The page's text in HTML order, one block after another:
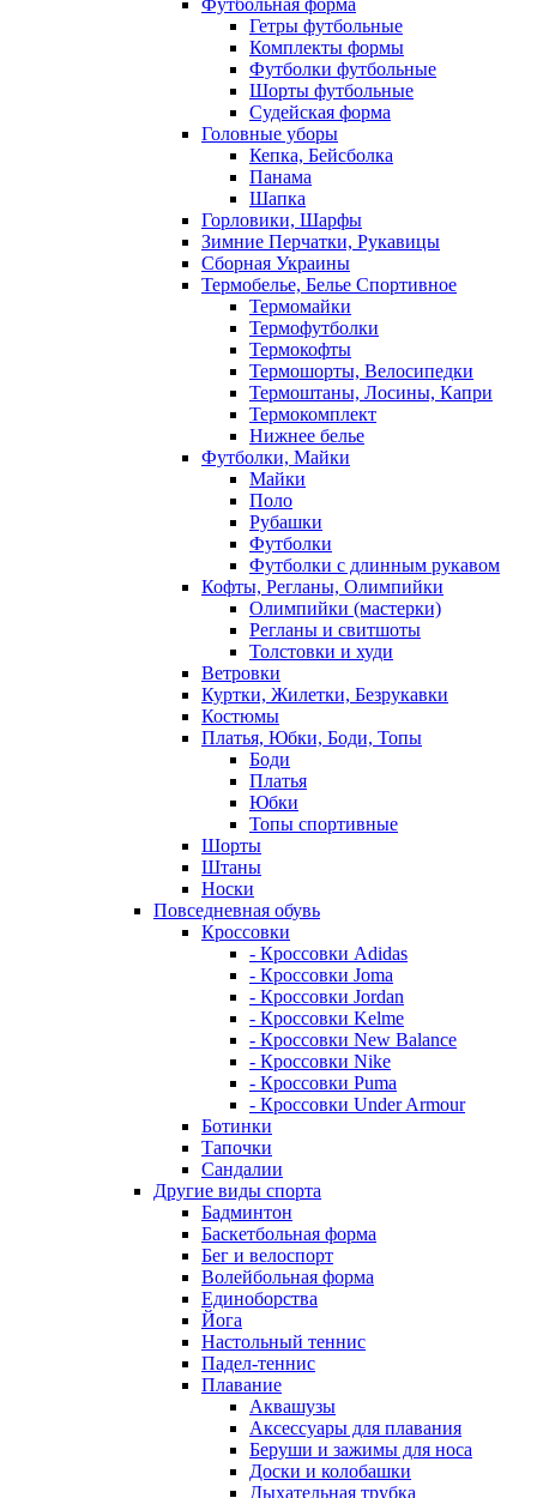
Футбольная форма
Гетры футбольные
Комплекты формы
Футболки футбольные
Шорты футбольные
Судейская форма
Головные уборы
Кепка, Бейсболка
Панама
Шапка
Горловики, Шарфы
Зимние Перчатки, Рукавицы
Сборная Украины
Термобелье, Белье Спортивное
Термомайки
Термофутболки
Термокофты
Термошорты, Велосипедки
Термоштаны, Лосины, Капри
Термокомплект
Нижнее белье
Футболки, Майки
Майки
Поло
Рубашки
Футболки
Футболки с длинным рукавом
Кофты, Регланы, Олимпийки
Олимпийки (мастерки)
Регланы и свитшоты
Толстовки и худи
Ветровки
Куртки, Жилетки, Безрукавки
Костюмы
Платья, Юбки, Боди, Топы
Боди
Платья
Юбки
Топы спортивные
Шорты
Штаны
Носки
Повседневная обувь
Кроссовки
- Кроссовки Adidas
- Кроссовки Joma
- Кроссовки Jordan
- Кроссовки Kelme
- Кроссовки New Balance
- Кроссовки Nike
- Кроссовки Puma
- Кроссовки Under Armour
Ботинки
Тапочки
Сандалии
Другие виды спорта
Бадминтон
Баскетбольная форма
Бег и велоспорт
Волейбольная форма
Единоборства
Йога
Настольный теннис
Падел-теннис
Плавание
Аквашузы
Аксессуары для плавания
Беруши и зажимы для носа
Доски и колобашки
Дыхательная трубка